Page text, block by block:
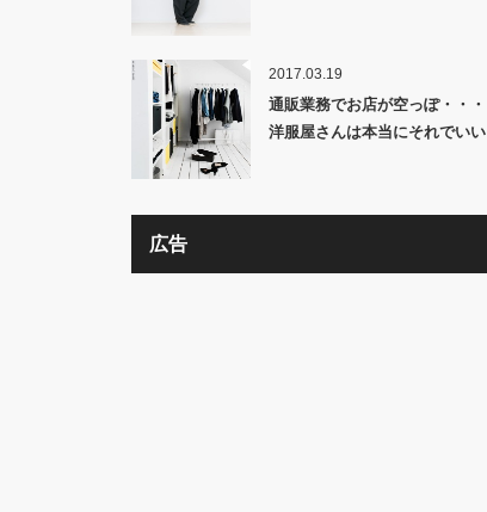
2017.03.19
通販業務でお店が空っぽ・・・
洋服屋さんは本当にそれでいい
広告